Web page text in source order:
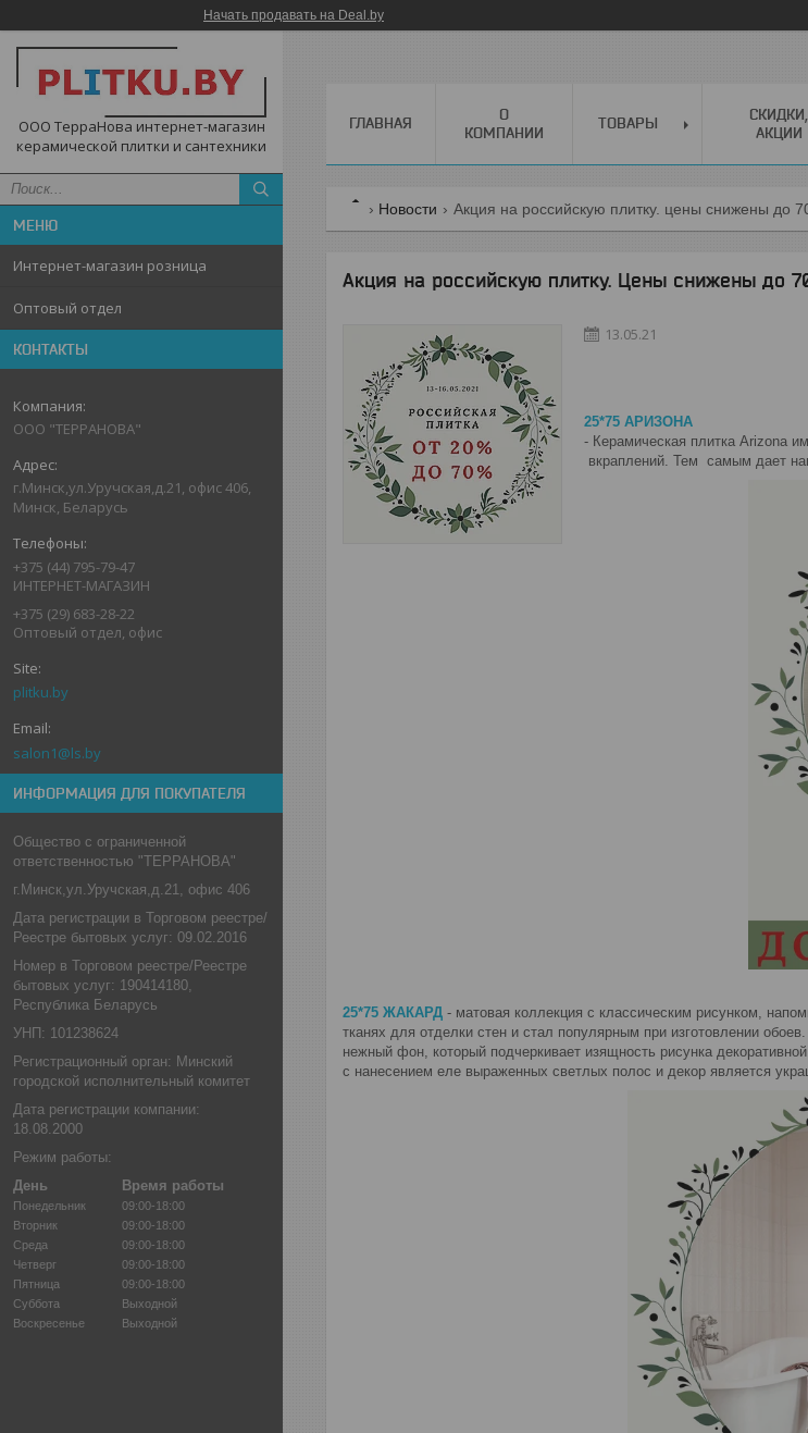
Начать продавать на Deal.by
ООО ТерраНова интернет-магазин
керамической плитки и сантехники
Интернет-магазин розница
Оптовый отдел
КОНТАКТЫ
ООО "ТЕРРАНОВА"
г.Минск,ул.Уручская,д.21, офис 406,
Минск, Беларусь
+375 (44) 795-79-47
ИНТЕРНЕТ-МАГАЗИН
+375 (29) 683-28-22
Оптовый отдел, офис
plitku.by
salon1@ls.by
ИНФОРМАЦИЯ ДЛЯ ПОКУПАТЕЛЯ
Общество с ограниченной
ответственностью "ТЕРРАНОВА"
г.Минск,ул.Уручская,д.21, офис 406
Дата регистрации в Торговом реестре/
Реестре бытовых услуг: 09.02.2016
Номер в Торговом реестре/Реестре
бытовых услуг: 190414180,
Республика Беларусь
УНП: 101238624
Регистрационный орган: Минский
городской исполнительный комитет
Дата регистрации компании:
18.08.2000
Режим работы:
День
Время работы
Понедельник
09:00-18:00
Вторник
09:00-18:00
Среда
09:00-18:00
Четверг
09:00-18:00
Пятница
09:00-18:00
Суббота
Выходной
Воскресенье
Выходной
ГЛАВНАЯ
О
КОМПАНИИ
ТОВАРЫ
СКИДКИ,
АКЦИИ
Новости Акция на российскую плитку. цены снижены до
Акция на российскую плитку. Цены снижены до
13.05.21
25*75 АРИЗОНА
- Керамическая плитка Arizona
вкраплений. Тем самым дает
25*75 ЖАКАРД - матовая коллекция с классическим рисунком,
тканях для отделки стен и стал популярным при изготовлении
нежный фон, который подчеркивает изящность рисунка
с нанесением еле выраженных светлых полос и декор является